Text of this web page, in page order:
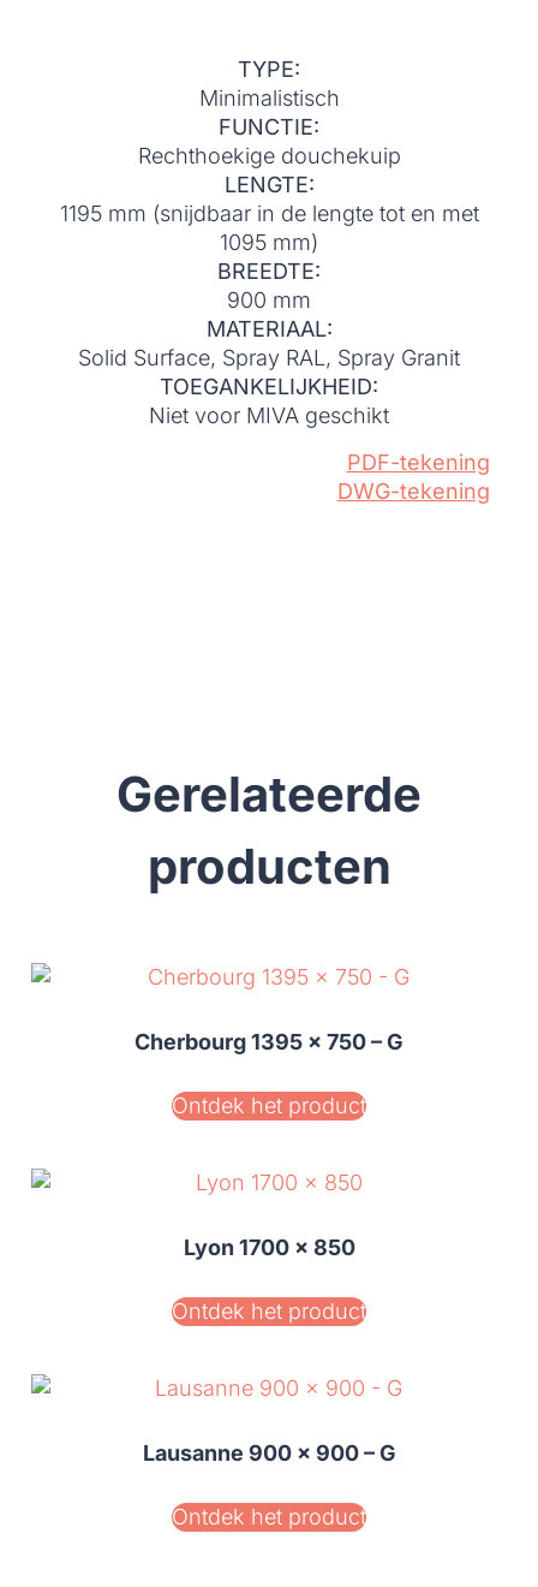
TYPE:
Minimalistisch
FUNCTIE:
Rechthoekige douchekuip
LENGTE:
1195 mm (snijdbaar in de lengte tot en met
1095 mm)
BREEDTE:
900 mm
MATERIAAL:
Solid Surface, Spray RAL, Spray Granit
TOEGANKELIJKHEID:
Niet voor MIVA geschikt
PDF-tekening
DWG-tekening
Gerelateerde
producten
Cherbourg 1395 x 750 – G
Ontdek het product
Lyon 1700 x 850
Ontdek het product
Lausanne 900 x 900 – G
Ontdek het product